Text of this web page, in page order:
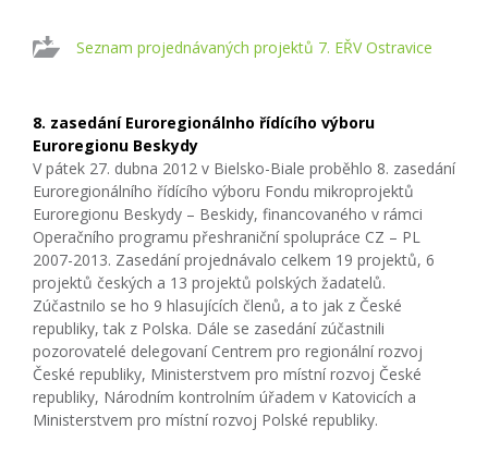
Seznam projednávaných projektů 7. EŘV Ostravice
8. zasedání Euroregionálnho řídícího výboru
Euroregionu Beskydy
V pátek 27. dubna 2012 v Bielsko-Biale proběhlo 8. zasedání
Euroregionálního řídícího výboru Fondu mikroprojektů
Euroregionu Beskydy – Beskidy, financovaného v rámci
Operačního programu přeshraniční spolupráce CZ – PL
2007-2013. Zasedání projednávalo celkem 19 projektů, 6
projektů českých a 13 projektů polských žadatelů.
Zúčastnilo se ho 9 hlasujících členů, a to jak z České
republiky, tak z Polska. Dále se zasedání zúčastnili
pozorovatelé delegovaní Centrem pro regionální rozvoj
České republiky, Ministerstvem pro místní rozvoj České
republiky, Národním kontrolním úřadem v Katovicích a
Ministerstvem pro místní rozvoj Polské republiky.